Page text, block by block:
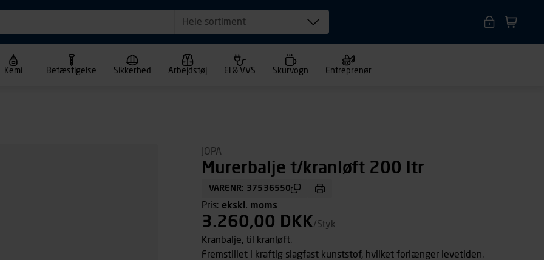
Hele sortiment
Kemi Befæstigelse Sikkerhed Arbejdstøj El & VVS Skurvogn Entreprenør
JOPA
Murerbalje t/kranløft 200 ltr
VARENR: 37536550
Pris: ekskl. moms
3.260,00 DKK/Styk
Kranbalje, til kranløft.
Fremstillet i kraftig slagfast kunststof, hvilket forlænger levetiden.